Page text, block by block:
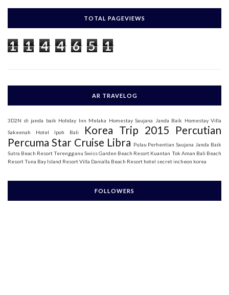
c
f
r
:
TOTAL PAGEVIEWS
1 1 4 4 6 5 1
AR TRAVELOG
3D2N di janda baik Holiday Inn Melaka Homestay Saujana Janda Baik Homestay Villa
Sakeenah
Hotel Ipoh Bali Korea Trip 2015 Percutian
Percuma Star Cruise Libra Pulau Perhentian Saujana Janda Baik
Sutra Beach Resort Terengganu Swiss Garden Beach Resort Kuantan Tok Aman Bali Beach
ResortTuna Bay Island ResortVilla Danialla Beach Resort hotel secret incheon korea
FOLLOWERS